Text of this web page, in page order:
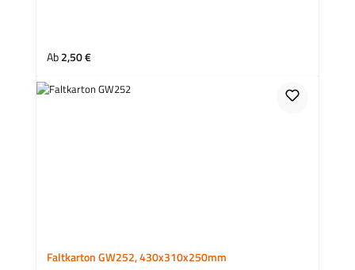
Regulärer Preis:
Ab2,50 €
Faltkarton GW252, 430x310x250mm